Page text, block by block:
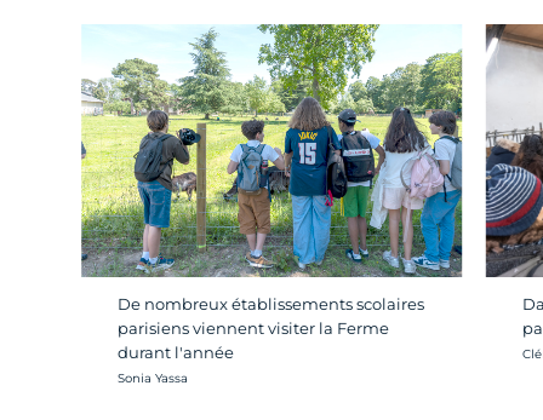
De nombreux établissements scolaires
parisiens viennent visiter la Ferme
durant l'année
Crédit photo :
Sonia Yassa